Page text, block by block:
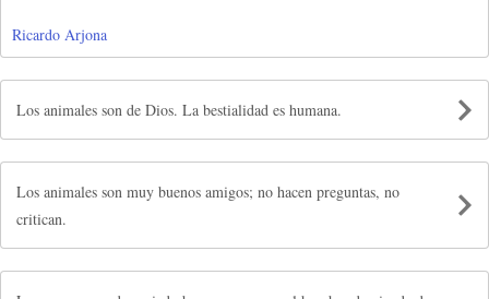
Ricardo Arjona
Los animales son de Dios. La bestialidad es humana.
Los animales son muy buenos amigos; no hacen preguntas, no
critican.